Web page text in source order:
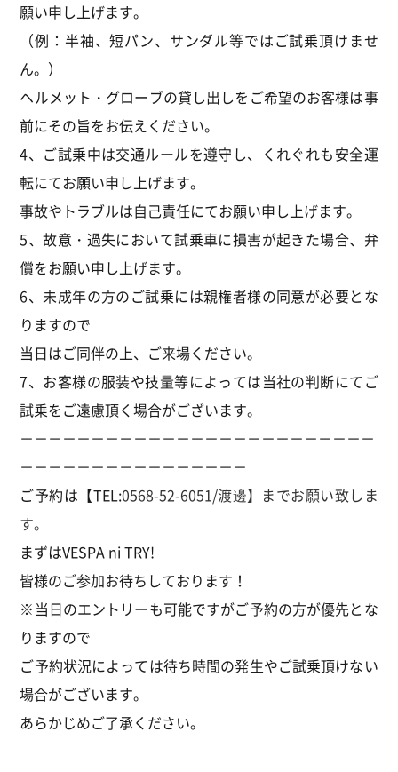
願い申し上げます。
（例：半袖、短パン、サンダル等ではご試乗頂けませ
ん。）
ヘルメット・グローブの貸し出しをご希望のお客様は事
前にその旨をお伝えください。
4、ご試乗中は交通ルールを遵守し、くれぐれも安全運
転にてお願い申し上げます。
事故やトラブルは自己責任にてお願い申し上げます。
5、故意・過失において試乗車に損害が起きた場合、弁
償をお願い申し上げます。
6、未成年の方のご試乗には親権者様の同意が必要とな
りますので
当日はご同伴の上、ご来場ください。
7、お客様の服装や技量等によっては当社の判断にてご
試乗をご遠慮頂く場合がございます。
－－－－－－－－－－－－－－－－－－－－－－－－－
－－－－－－－－－－－－－－－－
ご予約は【TEL:0568-52-6051/渡邊】までお願い致しま
す。
まずはVESPA ni TRY!
皆様のご参加お待ちしております！
※当日のエントリーも可能ですがご予約の方が優先とな
りますので
ご予約状況によっては待ち時間の発生やご試乗頂けない
場合がございます。
あらかじめご了承ください。